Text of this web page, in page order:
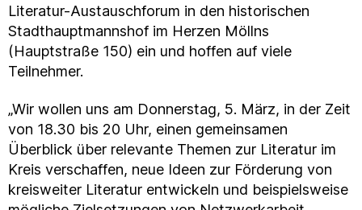
Literatur-Austauschforum in den historischen
Stadthauptmannshof im Herzen Möllns
(Hauptstraße 150) ein und hoffen auf viele
Teilnehmer.
„Wir wollen uns am Donnerstag, 5. März, in der Zeit
von 18.30 bis 20 Uhr, einen gemeinsamen
Überblick über relevante Themen zur Literatur im
Kreis verschaffen, neue Ideen zur Förderung von
kreisweiter Literatur entwickeln und beispielsweise